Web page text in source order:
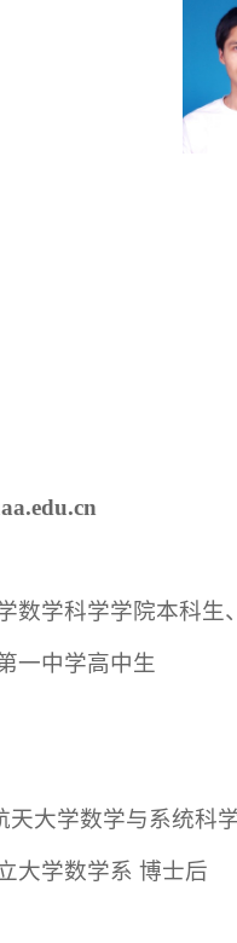
数学科学学院本科生
一中学高中生
天大学数学与系统科
大学数学系 博士后